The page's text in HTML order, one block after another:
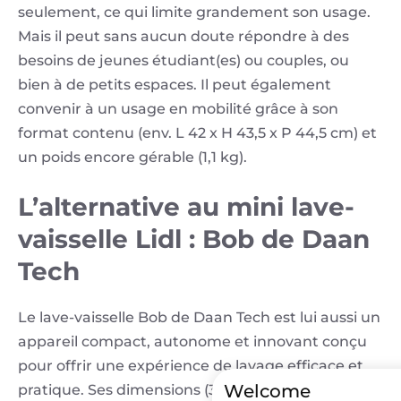
seulement, ce qui limite grandement son usage.
Mais il peut sans aucun doute répondre à des
besoins de jeunes étudiant(es) ou couples, ou
bien à de petits espaces. Il peut également
convenir à un usage en mobilité grâce à son
format contenu (env. L 42 x H 43,5 x P 44,5 cm) et
un poids encore gérable (1,1 kg).
L’alternative au mini lave-
vaisselle Lidl : Bob de Daan
Tech
Le lave-vaisselle Bob de Daan Tech est lui aussi un
appareil compact, autonome et innovant conçu
pour offrir une expérience de lavage efficace et
pratique. Ses dimensions (34 cm de large, 49 cm
Welcome